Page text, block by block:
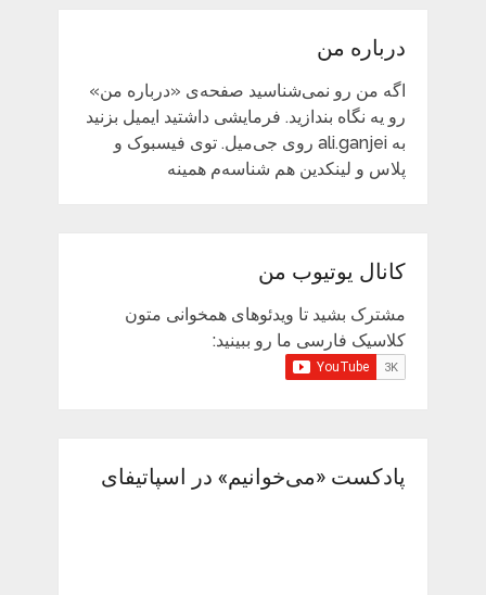
درباره من
اگه من رو نمی‌شناسید صفحه‌ی «درباره من»
رو یه نگاه بندازید. فرمایشی داشتید ایمیل بزنید
به ali.ganjei روی جی‌میل. توی فیسبوک و
پلاس و لینکدین هم شناسه‌م همینه
کانال یوتیوب من
مشترک بشید تا ویدئوهای همخوانی متون
کلاسیک فارسی ما رو ببینید:
پادکست «می‌خوانیم» در اسپاتیفای